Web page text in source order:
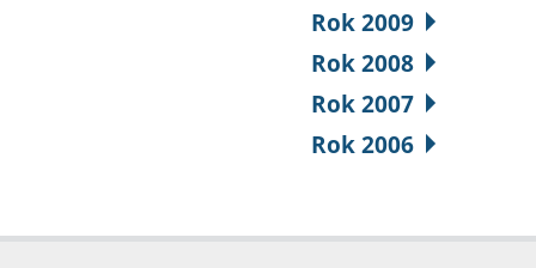
Rok 2009
Rok 2008
Rok 2007
Rok 2006